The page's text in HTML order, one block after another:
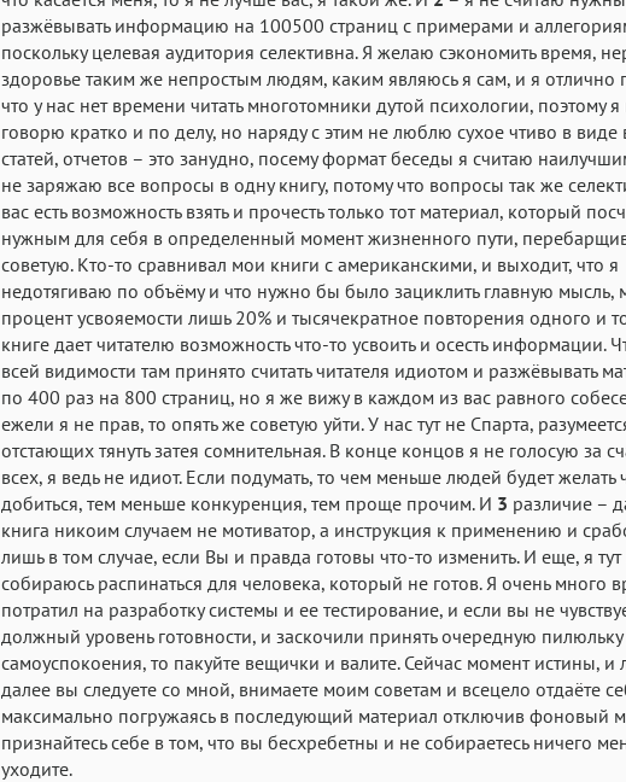
разжёвывать информацию на 100500 страниц с примерами и
поскольку целевая аудитория селективна. Я желаю сэкономить время,
здоровье таким же непростым людям, каким являюсь я сам, и я
что у нас нет времени читать многотомники дутой психологии, поэтому я
говорю кратко и по делу, но наряду с этим не люблю сухое чтиво в
статей, отчетов – это занудно, посему формат беседы я считаю
не заряжаю все вопросы в одну книгу, потому что вопросы так же
вас есть возможность взять и прочесть только тот материал, который
нужным для себя в определенный момент жизненного пути,
советую. Кто-то сравнивал мои книги с американскими, и выходит, что я
недотягиваю по объёму и что нужно бы было зациклить главную мысль,
процент усвояемости лишь 20% и тысячекратное повторения одного и
книге дает читателю возможность что-то усвоить и осесть информации.
всей видимости там принято считать читателя идиотом и разжёвывать
по 400 раз на 800 страниц, но я же вижу в каждом из вас равного
ежели я не прав, то опять же советую уйти. У нас тут не Спарта,
отстающих тянуть затея сомнительная. В конце концов я не голосую за
всех, я ведь не идиот. Если подумать, то чем меньше людей будет желать
добиться, тем меньше конкуренция, тем проще прочим. И 3 различие –
книга никоим случаем не мотиватор, а инструкция к применению и
лишь в том случае, если Вы и правда готовы что-то изменить. И еще, я
собираюсь распинаться для человека, который не готов. Я очень много
потратил на разработку системы и ее тестирование, и если вы не
должный уровень готовности, и заскочили принять очередную пилюльку
самоуспокоения, то пакуйте вещички и валите. Сейчас момент истины, и
далее вы следуете со мной, внимаете моим советам и всецело отдаёте
максимально погружаясь в последующий материал отключив фоновый
признайтесь себе в том, что вы бесхребетны и не собираетесь ничего
уходите.